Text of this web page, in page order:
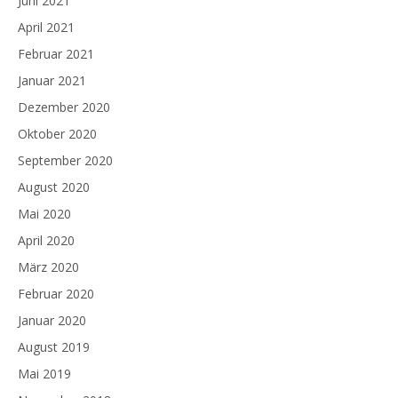
April 2021
Februar 2021
Januar 2021
Dezember 2020
Oktober 2020
September 2020
August 2020
Mai 2020
April 2020
März 2020
Februar 2020
Januar 2020
August 2019
Mai 2019